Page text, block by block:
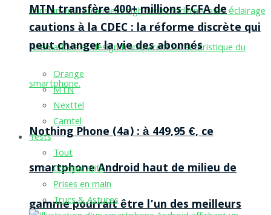
Nothing Phone (4a) : à 449,95 €, ce
smartphone Android haut de milieu de
gamme pourrait être l’un des meilleurs
MTN transfère 400+ millions FCFA de
cautions à la CDEC : la réforme discrète qui
peut changer la vie des abonnés
Orange
MTN
Nexttel
Camtel
Tests
Tout
Comparatifs
Prises en main
Trucs & Astuces